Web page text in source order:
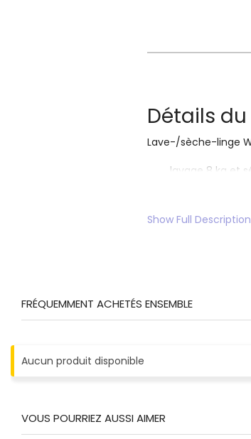
Détails
Lave-/sèche-linge
lavage 8 kg et
Econome,
Show Full Description
FRÉQUEMMENT ACHETÉS ENSEMBLE
Aucun produit disponible
VOUS POURRIEZ AUSSI AIMER